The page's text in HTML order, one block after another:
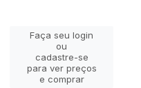
Faça seu login
ou
cadastre-se
para ver preços
e comprar